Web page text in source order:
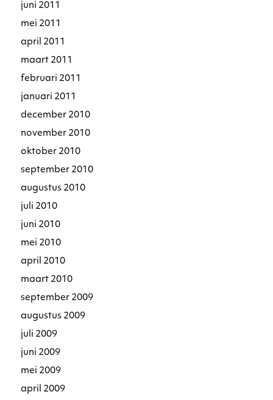
juni 2011
mei 2011
april 2011
maart 2011
februari 2011
januari 2011
december 2010
november 2010
oktober 2010
september 2010
augustus 2010
juli 2010
juni 2010
mei 2010
april 2010
maart 2010
september 2009
augustus 2009
juli 2009
juni 2009
mei 2009
april 2009